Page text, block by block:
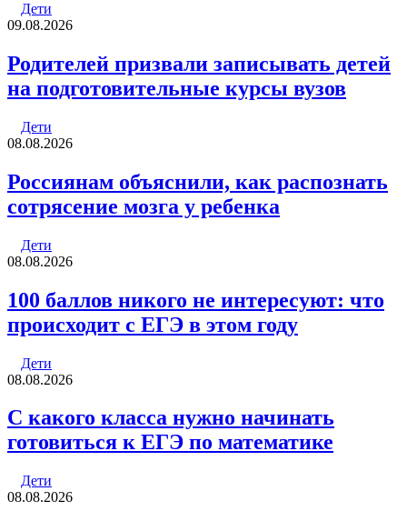
Дети
09.08.2026
Родителей призвали записывать детей
на подготовительные курсы вузов
Дети
08.08.2026
Россиянам объяснили, как распознать
сотрясение мозга у ребенка
Дети
08.08.2026
100 баллов никого не интересуют: что
происходит с ЕГЭ в этом году
Дети
08.08.2026
С какого класса нужно начинать
готовиться к ЕГЭ по математике
Дети
08.08.2026